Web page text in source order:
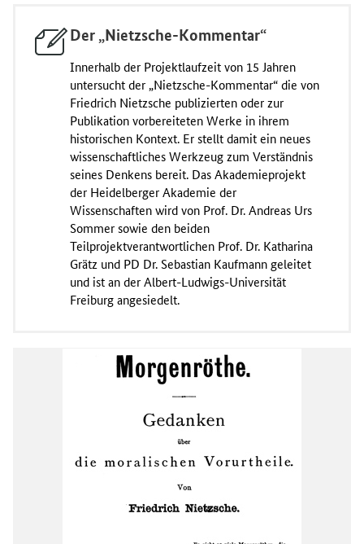
Der „Nietzsche-Kommentar“
Innerhalb der Projektlaufzeit von 15 Jahren
untersucht der „Nietzsche-Kommentar“ die von
Friedrich Nietzsche publizierten oder zur
Publikation vorbereiteten Werke in ihrem
historischen Kontext. Er stellt damit ein neues
wissenschaftliches Werkzeug zum Verständnis
seines Denkens bereit. Das Akademieprojekt
der Heidelberger Akademie der
Wissenschaften wird von Prof. Dr. Andreas Urs
Sommer sowie den beiden
Teilprojektverantwortlichen Prof. Dr. Katharina
Grätz und PD Dr. Sebastian Kaufmann geleitet
und ist an der Albert-Ludwigs-Universität
Freiburg angesiedelt.